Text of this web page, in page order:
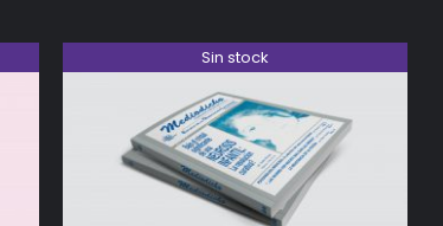
Sin stock
DETALLES